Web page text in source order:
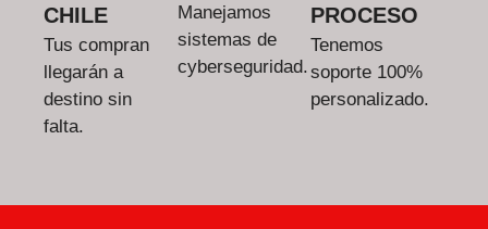
CHILE
Tus compran
llegarán a
destino sin
falta.
Manejamos
sistemas de
cyberseguridad.
PROCESO
Tenemos
soporte 100%
personalizado.